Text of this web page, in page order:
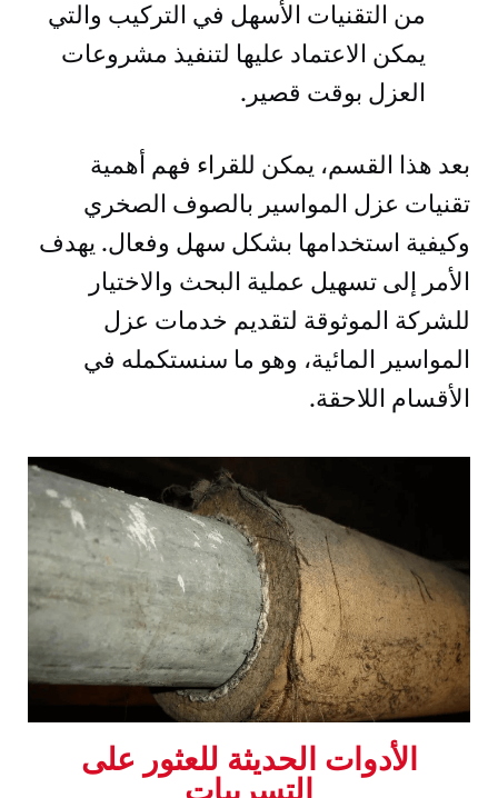
من التقنيات الأسهل في التركيب والتي
يمكن الاعتماد عليها لتنفيذ مشروعات
العزل بوقت قصير.
بعد هذا القسم، يمكن للقراء فهم أهمية
تقنيات عزل المواسير بالصوف الصخري
وكيفية استخدامها بشكل سهل وفعال. يهدف
الأمر إلى تسهيل عملية البحث والاختيار
للشركة الموثوقة لتقديم خدمات عزل
المواسير المائية، وهو ما سنستكمله في
الأقسام اللاحقة.
الأدوات الحديثة للعثور على
التسريبات